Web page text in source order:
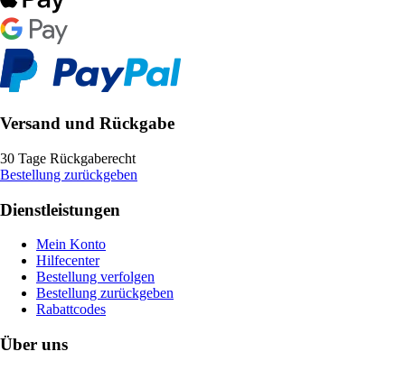
Versand und Rückgabe
30 Tage Rückgaberecht
Bestellung zurückgeben
Dienstleistungen
Mein Konto
Hilfecenter
Bestellung verfolgen
Bestellung zurückgeben
Rabattcodes
Über uns